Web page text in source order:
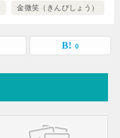
金微笑（きんびしょう）
0